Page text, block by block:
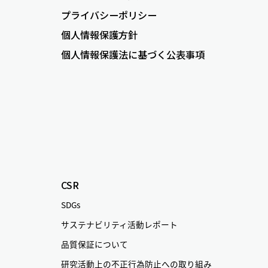
プライバシーポリシー
個人情報保護方針
個人情報保護法に基づく公表事項
CSR
SDGs
サステナビリティ活動レポート
品質保証について
研究活動上の不正行為防止への取り組み